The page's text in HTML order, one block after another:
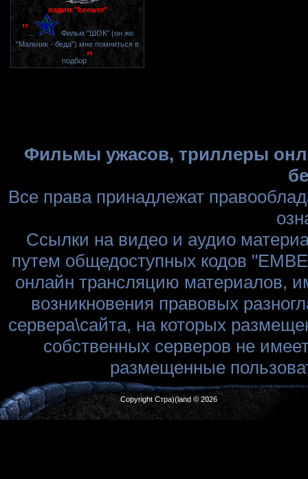
вадим "beewer"
"
Фильм "ШОК" (он же
"Мальчик - беда") мне помниться в
подбор"
Фильмы ужасов, триллеры
Все права принадлежат
Ссылки на видео и аудио
путем общедоступных кодов
онлайн трансляцию материалов,
возникновения правовых
сервера\сайта, на которых
собственных серверов не
размещенные
Copyright Стра)(land © 2026